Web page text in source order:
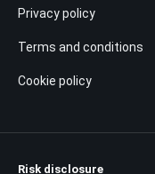
Privacy policy
Terms and conditions
Cookie policy
Risk disclosure